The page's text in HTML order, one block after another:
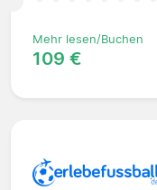
Mehr lesen/Buchen
109 €